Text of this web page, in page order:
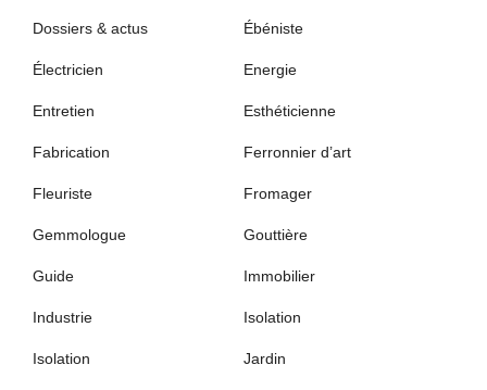
Dossiers & actus Ébéniste
Électricien Energie
Entretien Esthéticienne
Fabrication Ferronnier d’art
Fleuriste Fromager
Gemmologue Gouttière
Guide Immobilier
Industrie Isolation
Isolation Jardin